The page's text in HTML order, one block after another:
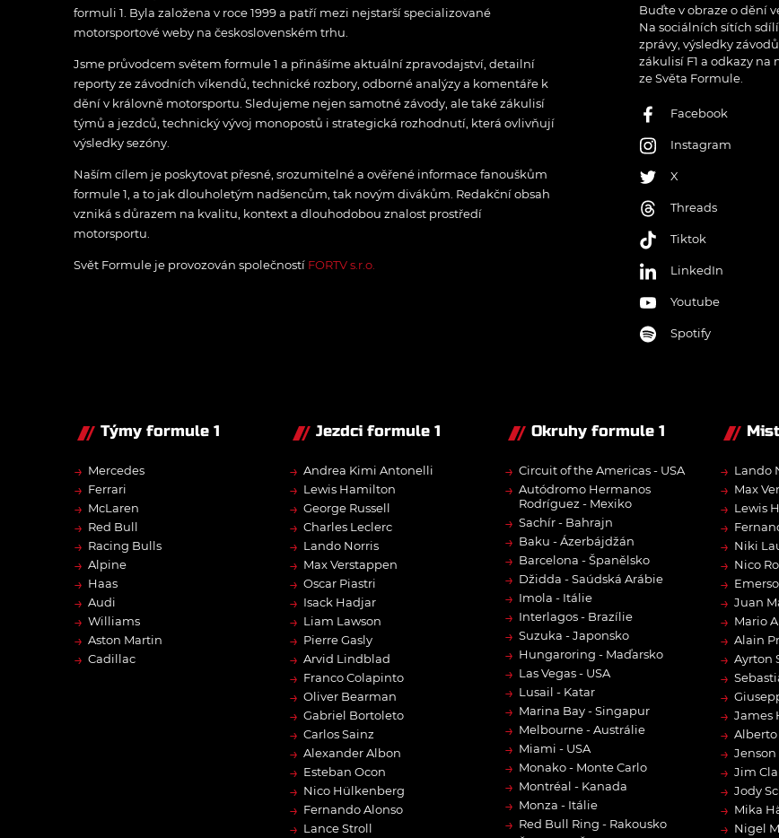
formuli 1. Byla založena v roce 1999 a patří mezi nejstarší specializované
motorsportové weby na československém trhu.
Jsme průvodcem světem formule 1 a přinášíme aktuální zpravodajství, detailní
reporty ze závodních víkendů, technické rozbory, odborné analýzy a komentáře k
dění v královně motorsportu. Sledujeme nejen samotné závody, ale také zákulisí
týmů a jezdců, technický vývoj monopostů i strategická rozhodnutí, která ovlivňují
výsledky sezóny.
Naším cílem je poskytovat přesné, srozumitelné a ověřené informace fanouškům
formule 1, a to jak dlouholetým nadšencům, tak novým divákům. Redakční obsah
vzniká s důrazem na kvalitu, kontext a dlouhodobou znalost prostředí
motorsportu.
Svět Formule je provozován společností FORTV s.r.o.
Buďte v obraze o dění
Na sociálních sítích
zprávy, výsledky
zákulisí F1 a odkazy na
ze Světa Formule.
Facebook
Instagram
X
Threads
Tiktok
LinkedIn
Youtube
Spotify
Týmy formule 1
→ Mercedes
→ Ferrari
→ McLaren
→ Red Bull
→ Racing Bulls
→ Alpine
→ Haas
→ Audi
→ Williams
→ Aston Martin
→ Cadillac
Jezdci formule 1
→ Andrea Kimi Antonelli
→ Lewis Hamilton
→ George Russell
→ Charles Leclerc
→ Lando Norris
→ Max Verstappen
→ Oscar Piastri
→ Isack Hadjar
→ Liam Lawson
→ Pierre Gasly
→ Arvid Lindblad
→ Franco Colapinto
→ Oliver Bearman
→ Gabriel Bortoleto
→ Carlos Sainz
→ Alexander Albon
→ Esteban Ocon
→ Nico Hülkenberg
→ Fernando Alonso
→ Lance Stroll
Okruhy formule 1
→ Circuit of the Americas - USA
→ Autódromo Hermanos
Rodríguez - Mexiko
→ Sachír - Bahrajn
→ Baku - Ázerbájdžán
→ Barcelona - Španělsko
→ Džidda - Saúdská Arábie
→ Imola - Itálie
→ Interlagos - Brazílie
→ Suzuka - Japonsko
→ Hungaroring - Maďarsko
→ Las Vegas - USA
→ Lusail - Katar
→ Marina Bay - Singapur
→ Melbourne - Austrálie
→ Miami - USA
→ Monako - Monte Carlo
→ Montréal - Kanada
→ Monza - Itálie
→ Red Bull Ring - Rakousko
→ Lando
→ Max
→ Lewis
→
→ Niki
→ Nico
→
→ Juan
→ Mario
→ Alain
→ Ayrton
→
→
→ James
→ Alberto
→
→ Jim
→ Jody
→ Mika
→ Nigel